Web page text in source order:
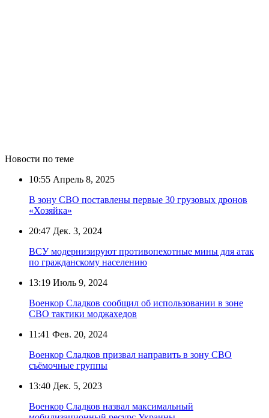
Новости по теме
10:55 Апрель 8, 2025
В зону СВО поставлены первые 30 грузовых дронов
«Хозяйка»
20:47 Дек. 3, 2024
ВСУ модернизируют противопехотные мины для атак
по гражданскому населению
13:19 Июль 9, 2024
Военкор Сладков сообщил об использовании в зоне
СВО тактики моджахедов
11:41 Фев. 20, 2024
Военкор Сладков призвал направить в зону СВО
съёмочные группы
13:40 Дек. 5, 2023
Военкор Сладков назвал максимальный